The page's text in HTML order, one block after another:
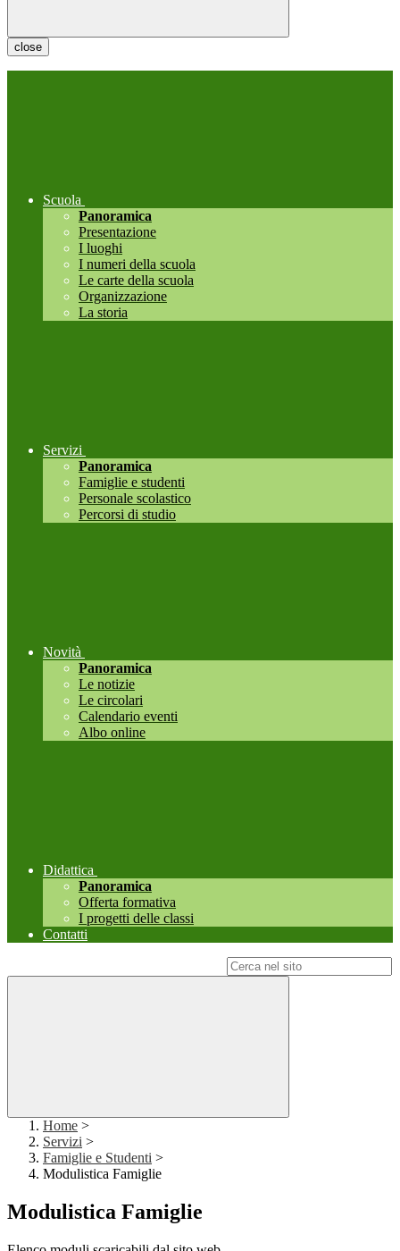
close
Scuola
Panoramica
Presentazione
I luoghi
I numeri della scuola
Le carte della scuola
Organizzazione
La storia
Servizi
Panoramica
Famiglie e studenti
Personale scolastico
Percorsi di studio
Novità
Panoramica
Le notizie
Le circolari
Calendario eventi
Albo online
Didattica
Panoramica
Offerta formativa
I progetti delle classi
Contatti
Home >
Servizi >
Famiglie e Studenti >
Modulistica Famiglie
Modulistica Famiglie